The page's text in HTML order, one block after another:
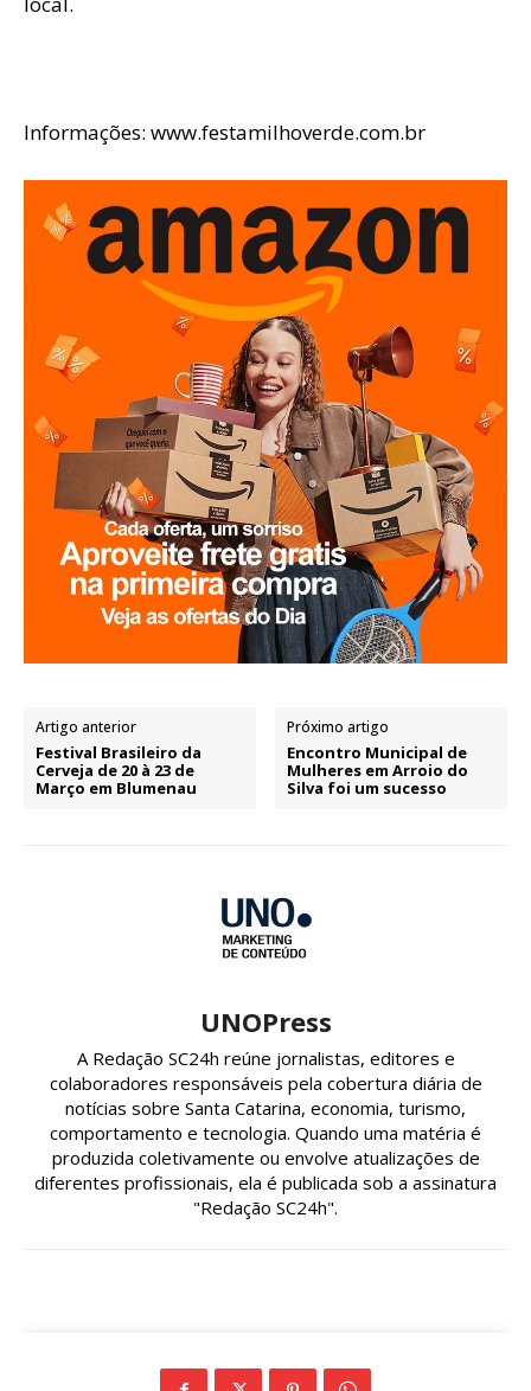
Informações: www.festamilhoverde.com.br
Artigo anterior
Festival Brasileiro da
Cerveja de 20 à 23 de
Março em Blumenau
Próximo artigo
Encontro Municipal de
Mulheres em Arroio do
Silva foi um sucesso
UNOPress
A Redação SC24h reúne jornalistas, editores e
colaboradores responsáveis pela cobertura diária de
notícias sobre Santa Catarina, economia, turismo,
comportamento e tecnologia. Quando uma matéria é
produzida coletivamente ou envolve atualizações de
diferentes profissionais, ela é publicada sob a assinatura
"Redação SC24h".